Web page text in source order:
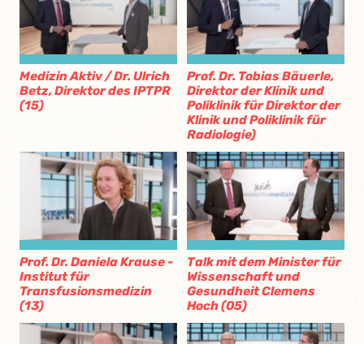
Medizin Aktiv / Dr. Ulrich
Betz, Direktor des IPTPR
(15)
Prof. Dr. Tobias Bäuerle,
Direktor der Klinik und
Poliklinik für Direktor der
Klinik und Poliklinik für
Radiologie)
Prof. Dr. Daniela Krause -
Institut für
Transfusionsmedizin
(13)
Talk mit dem Minister für
Wissenschaft und
Gesundheit Clemens
Hoch (05)